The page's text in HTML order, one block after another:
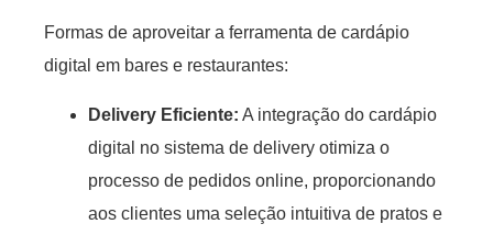
Formas de aproveitar a ferramenta de cardápio
digital em bares e restaurantes:
Delivery Eficiente: A integração do cardápio
digital no sistema de delivery otimiza o
processo de pedidos online, proporcionando
aos clientes uma seleção intuitiva de pratos e